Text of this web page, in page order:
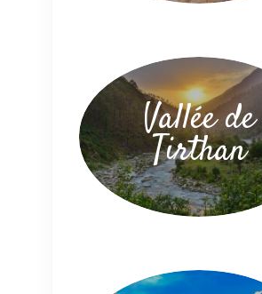
Vallée de
Tirthan